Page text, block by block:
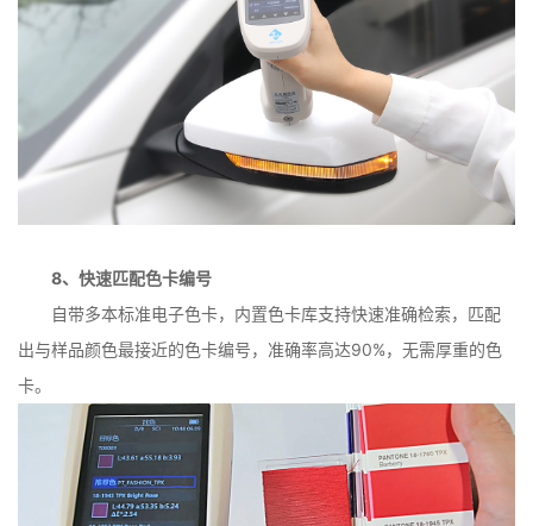
8、快速匹配色卡编号
自带多本标准电子色卡，内置色卡库支持快速准确检索，匹配
出与样品颜色最接近的色卡编号，准确率高达90%，无需厚重的色
卡。